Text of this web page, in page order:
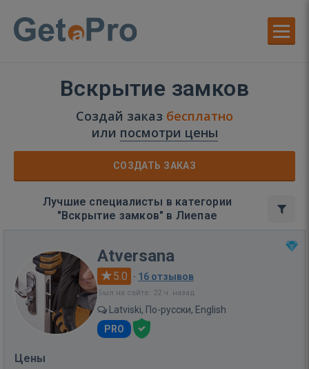
Вскрытие замков
Создай заказ бесплатно
или посмотри цены
СОЗДАТЬ ЗАКАЗ
Лучшие специалисты в категории
"Вскрытие замков" в Лиепае
Atversana
5.0 · 16 отзывов
Был на сайте: 22 ч. назад
Latviski, По-русски, English
PRO
Цены